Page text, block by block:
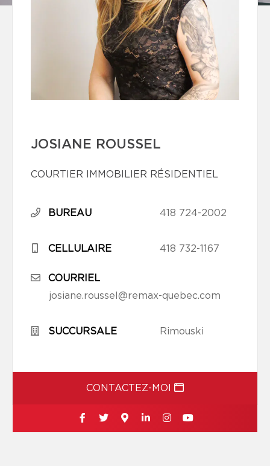
JOSIANE ROUSSEL
COURTIER IMMOBILIER RÉSIDENTIEL
BUREAU 418 724-2002
CELLULAIRE 418 732-1167
COURRIEL
josiane.roussel@remax-quebec.com
SUCCURSALE Rimouski
CONTACTEZ-MOI